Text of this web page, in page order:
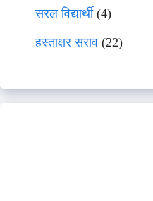
सरल विद्यार्थी(4)
हस्ताक्षर सराव (22)